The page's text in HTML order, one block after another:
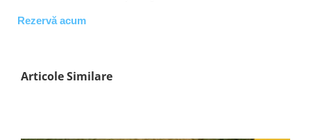
Rezervă acum
Articole Similare